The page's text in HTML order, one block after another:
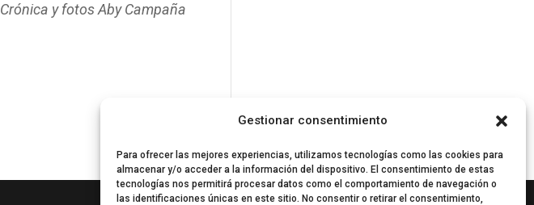
Gestionar consentimiento
Para ofrecer las mejores experiencias, utilizamos tecnologías como las cookies para
almacenar y/o acceder a la información del dispositivo. El consentimiento de estas
tecnologías nos permitirá procesar datos como el comportamiento de navegación o
las identificaciones únicas en este sitio. No consentir o retirar el consentimiento,
Crónica y fotos Aby Campaña